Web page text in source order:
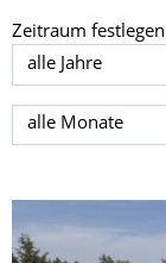
Zeitraum festlegen
Jahr auswählen
Monat auswählen